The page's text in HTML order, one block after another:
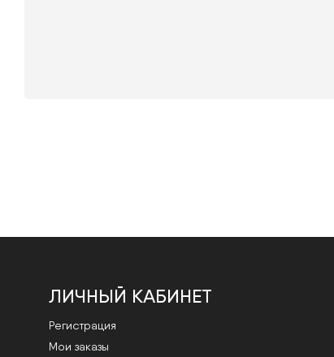
ЛИЧНЫЙ КАБИНЕТ
Регистрация
Мои заказы